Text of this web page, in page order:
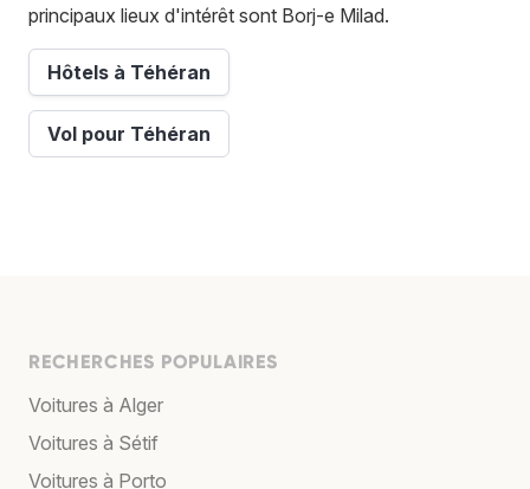
principaux lieux d'intérêt sont Borj-e Milad.
Hôtels à Téhéran
Vol pour Téhéran
RECHERCHES POPULAIRES
Voitures à Alger
Voitures à Sétif
Voitures à Porto